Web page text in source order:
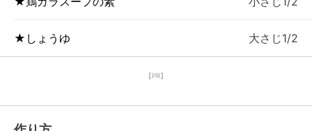
★しょうゆ 大さじ1/2
【PR】